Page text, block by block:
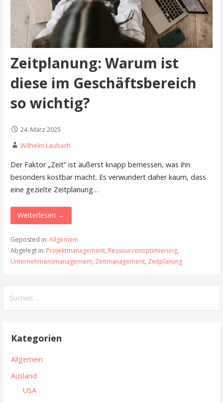
Zeitplanung: Warum ist
diese im Geschäftsbereich
so wichtig?
24. März 2025
Wilhelm Laubach
Der Faktor „Zeit“ ist äußerst knapp bemessen, was ihn
besonders kostbar macht. Es verwundert daher kaum, dass
eine gezielte Zeitplanung…
Weiterlesen →
Geposted in: Allgemein
Abgelegt in: Projektmanagement, Ressourcenoptimierung,
Unternehmensmanagement, Zeitmanagement, Zeitplanung
Kategorien
Allgemein
Ausland
USA